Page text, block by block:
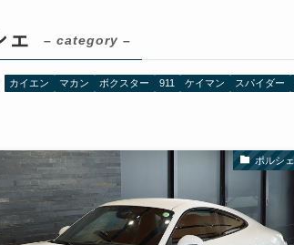
ェ – category –
カイエン マカン ボクスター 911 ケイマン スパイダー
ポルシェ